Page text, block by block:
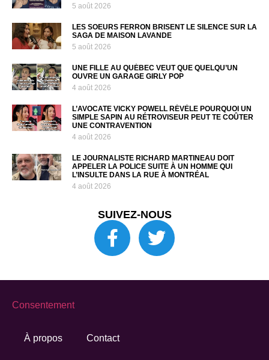
5 août 2026
LES SOEURS FERRON BRISENT LE SILENCE SUR LA
SAGA DE MAISON LAVANDE
5 août 2026
UNE FILLE AU QUÉBEC VEUT QUE QUELQU’UN
OUVRE UN GARAGE GIRLY POP
4 août 2026
L’AVOCATE VICKY POWELL RÉVÈLE POURQUOI UN
SIMPLE SAPIN AU RÉTROVISEUR PEUT TE COÛTER
UNE CONTRAVENTION
4 août 2026
LE JOURNALISTE RICHARD MARTINEAU DOIT
APPELER LA POLICE SUITE À UN HOMME QUI
L’INSULTE DANS LA RUE À MONTRÉAL
4 août 2026
SUIVEZ-NOUS
À propos Contact
Consentement